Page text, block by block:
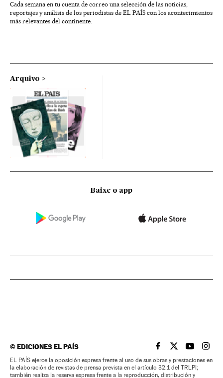
Cada semana en tu cuenta de correo una selección de las noticias,
reportajes y análisis de los periodistas de EL PAÍS con los acontecimientos
más relevantes del continente.
Arquivo
Baixe o app
©EDICIONES EL PAÍS EL PAÍS BRASIL EN
EL PAÍSEL PAÍS
EL
EL PAÍS ejerce la oposición expresa frente al uso de sus obras y prestaciones en
la elaboración de revistas de prensa prevista en el artículo 32.1 del TRLPI;
también realiza la reserva expresa frente a la reproducción, distribución y